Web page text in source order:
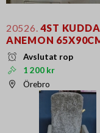
20526. 4ST
ANEMON
Avslutat rop
1 200 kr
Örebro